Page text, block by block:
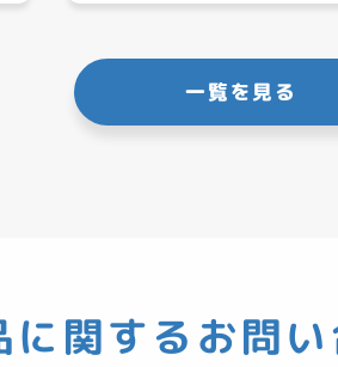
一覧を見る
に関する お問